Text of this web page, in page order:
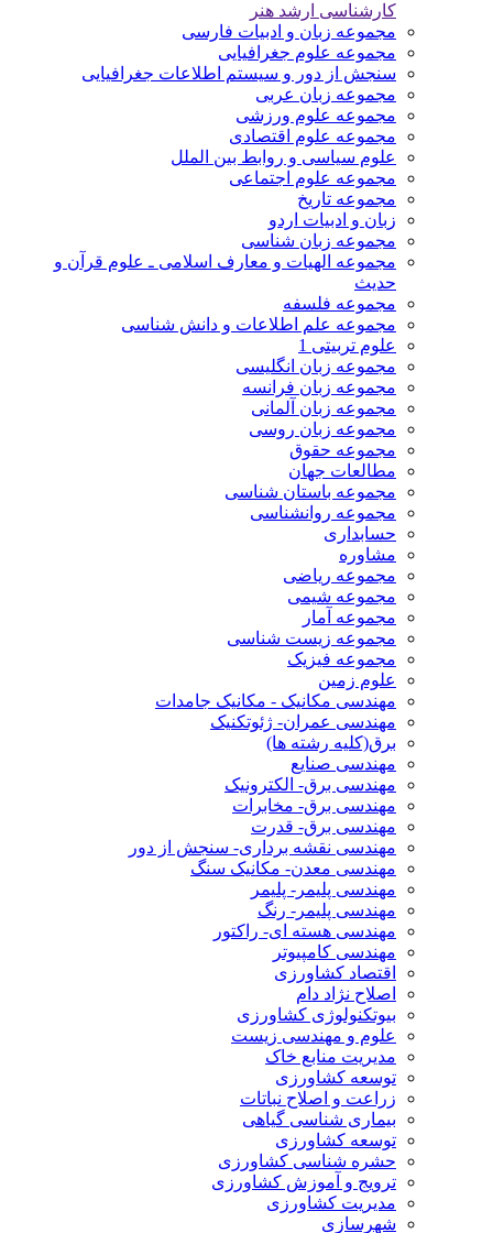
کارشناسی ارشد هنر
مجموعه زبان و ادبیات فارسی
مجموعه علوم جغرافیایی
سنجش از دور و سیستم اطلاعات جغرافیایی
مجموعه زبان عربی
مجموعه علوم ورزشی
مجموعه علوم اقتصادی
علوم سیاسی و روابط بین الملل
مجموعه علوم اجتماعی
مجموعه تاریخ
زبان و ادبیات اردو
مجموعه زبان شناسی
مجموعه الهیات و معارف اسلامی ـ علوم قرآن و
حدیث
مجموعه فلسفه
مجموعه علم اطلاعات و دانش شناسی
علوم تربیتی 1
مجموعه زبان انگلیسی
مجموعه زبان فرانسه
مجموعه زبان آلمانی
مجموعه زبان روسی
مجموعه حقوق
مطالعات جهان
مجموعه باستان شناسی
مجموعه روانشناسی
حسابداری
مشاوره
مجموعه ریاضی
مجموعه شیمی
مجموعه آمار
مجموعه زیست شناسی
مجموعه فیزیک
علوم زمین
مهندسی مکانیک - مکانیک جامدات
مهندسی عمران- ژئوتکنیک
برق(کلیه رشته ها)
مهندسی صنایع
مهندسی برق- الکترونیک
مهندسی برق- مخابرات
مهندسی برق- قدرت
مهندسی نقشه برداری- سنجش از دور
مهندسی معدن- مکانیک سنگ
مهندسی پلیمر- پلیمر
مهندسی پلیمر- رنگ
مهندسی هسته ای- راکتور
مهندسی کامپیوتر
اقتصاد کشاورزی
اصلاح نژاد دام
بیوتکنولوژی کشاورزی
علوم و مهندسی زیست
مدیریت منابع خاک
توسعه کشاورزی
زراعت و اصلاح نباتات
بیماری شناسی گیاهی
توسعه کشاورزی
حشره شناسی کشاورزی
ترویج و آموزش کشاورزی
مدیریت کشاورزی
شهرسازی